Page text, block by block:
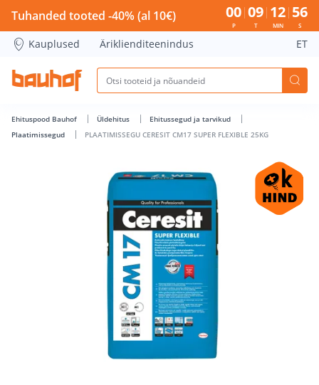
PLAATIMISSEGU CERESIT CM17 SUPER FLEXIBLE 25KG -
Tuhanded tooted -40% (al 10€) 00
P
09
T
12
MIN
55
S
Kauplused Äriklienditeenindus ET
Ehituspood Bauhof Üldehitus
Ehitussegud ja tarvikud
Plaatimissegud
PLAATIMISSEGU CERESIT CM17 SUPER FLEXIBLE 25KG